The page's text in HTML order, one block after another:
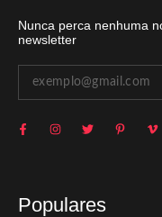
Nunca perca nenhuma
newsletter
Populares